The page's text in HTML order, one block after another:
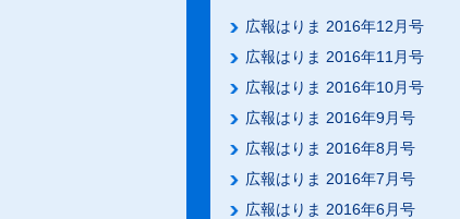
広報はりま 2016年12月号
広報はりま 2016年11月号
広報はりま 2016年10月号
広報はりま 2016年9月号
広報はりま 2016年8月号
広報はりま 2016年7月号
広報はりま 2016年6月号